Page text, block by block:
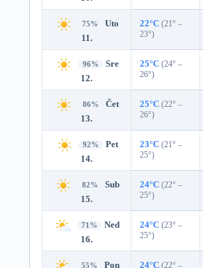
75%
Uto
11.
22°C (21° –
23°)
96%
Sre
12.
25°C (24° –
26°)
86%
Čet
13.
25°C (22° –
26°)
92%
Pet
14.
23°C (21° –
25°)
82%
Sub
15.
24°C (22° –
25°)
71%
Ned
16.
24°C (23° –
25°)
55%
Pon
24°C (22° –